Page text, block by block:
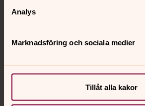
Analys
Marknadsföring och sociala medier
Tillåt alla kakor
Kalender